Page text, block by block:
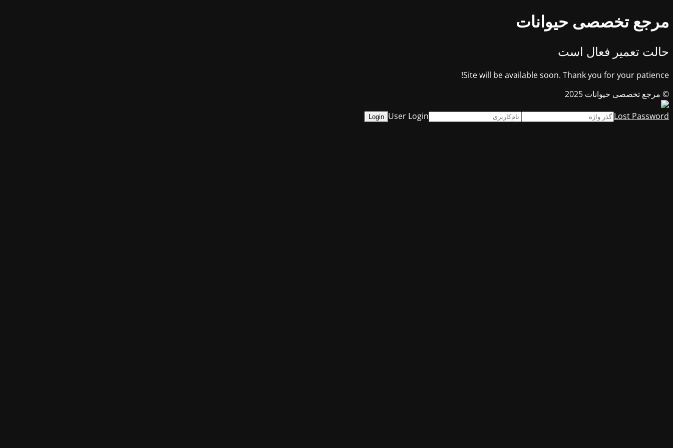
مرجع تخصصی حیوانات
حالت تعمیر فعال است
Site will be available soon. Thank you for your patience!
© مرجع تخصصی حیوانات 2025
User Login
Lost Password